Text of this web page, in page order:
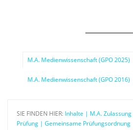
M.A. Medienwissenschaft (GPO 2025)
M.A. Medienwissenschaft (GPO 2016)
SIE FINDEN HIER: Inhalte | M.A.
Prüfung |Gemeinsame Prüfungsordnung